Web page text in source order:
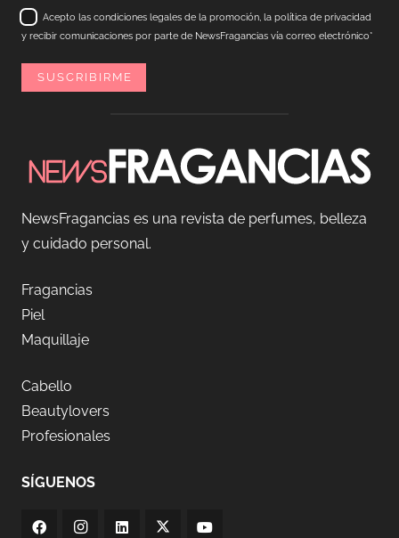
Acepto las condiciones legales de la promoción, la política de privacidad
y recibir comunicaciones por parte de NewsFragancias vía correo electrónico*
NewsFragancias es una revista de perfumes, belleza
y cuidado personal.
Fragancias
Piel
Maquillaje
Cabello
Beautylovers
Profesionales
SÍGUENOS